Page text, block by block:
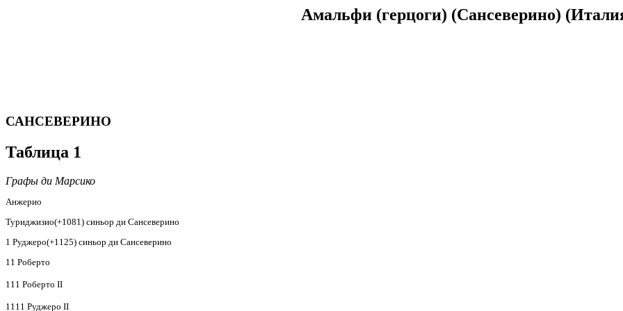
Амальфи (герцоги) (Сансеверино)
САНСЕВЕРИНО
Таблица 1
Графы ди Марсико
Анжерио
Туриджизио(+1081) синьор ди Сансеверино
1 Руджеро(+1125) синьор ди Сансеверино
11 Роберто
111 Роберто II
1111 Руджеро II